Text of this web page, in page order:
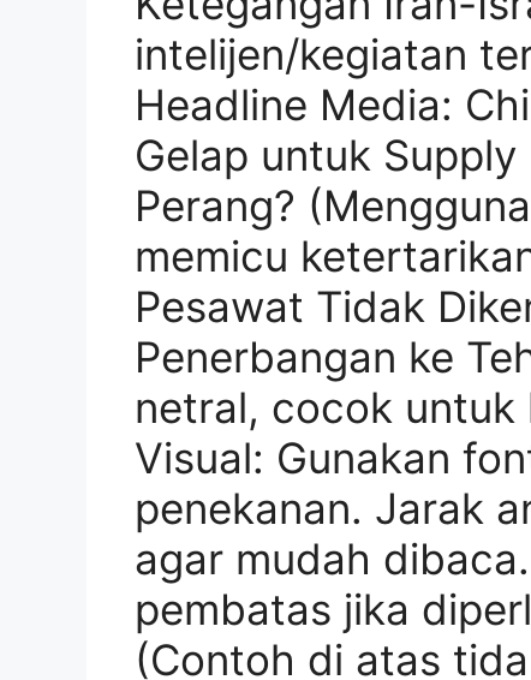
intelijen/kegiatan
Headline Media:
Gelap untuk
Perang?
memicu
Pesawat Tidak
Penerbangan ke
netral, cocok untuk
Visual: Gunakan
penekanan. Jarak
agar mudah
pembatas jika
(Contoh di atas